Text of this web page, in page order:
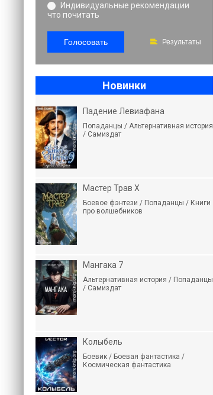
Индивидуальные рекомендации
что почитать
Голосовать Результаты
Новинки
Падение Левиафана
Попаданцы / Альтернативная история
/ Самиздат
Мастер Трав X
Боевое фэнтези / Попаданцы / Книги
про волшебников
Мангака 7
Альтернативная история / Попаданцы
/ Самиздат
Колыбель
Боевик / Боевая фантастика /
Космическая фантастика